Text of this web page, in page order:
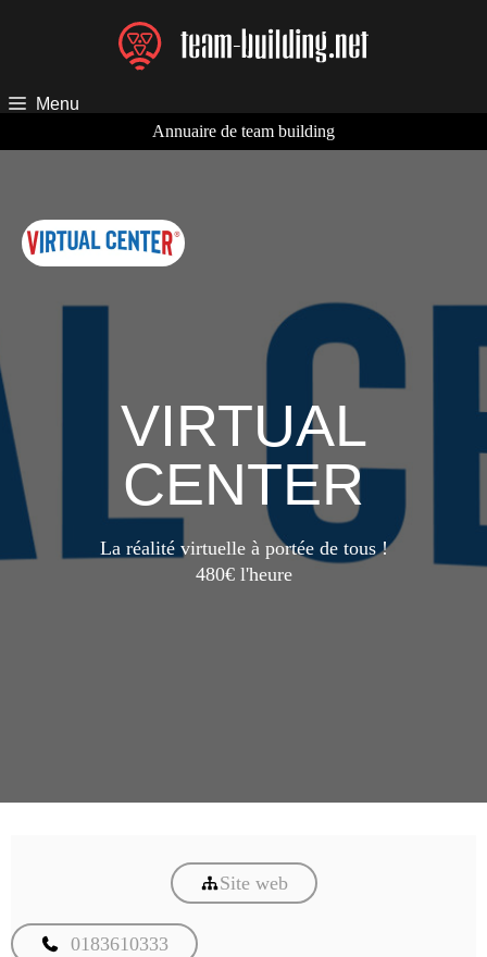
Menu
Annuaire de team building
VIRTUAL
CENTER
La réalité virtuelle à portée de tous !
480€ l'heure
Site web
0183610333